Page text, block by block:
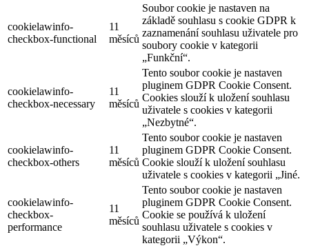
cookielawinfo-
checkbox-functional
11
měsíců
Soubor cookie je nastaven na
základě souhlasu s cookie GDPR k
zaznamenání souhlasu uživatele pro
soubory cookie v kategorii
„Funkční“.
cookielawinfo-
checkbox-necessary
11
měsíců
Tento soubor cookie je nastaven
pluginem GDPR Cookie Consent.
Cookies slouží k uložení souhlasu
uživatele s cookies v kategorii
„Nezbytné“.
cookielawinfo-
checkbox-others
11
měsíců
Tento soubor cookie je nastaven
pluginem GDPR Cookie Consent.
Cookie slouží k uložení souhlasu
uživatele s cookies v kategorii „Jiné.
cookielawinfo-
checkbox-
performance
11
měsíců
Tento soubor cookie je nastaven
pluginem GDPR Cookie Consent.
Cookie se používá k uložení
souhlasu uživatele s cookies v
kategorii „Výkon“.